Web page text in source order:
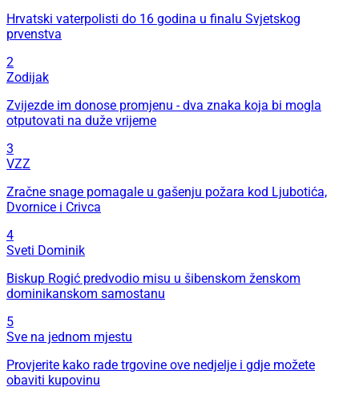
Hrvatski vaterpolisti do 16 godina u finalu Svjetskog
prvenstva
2
Zodijak
Zvijezde im donose promjenu - dva znaka koja bi mogla
otputovati na duže vrijeme
3
VZZ
Zračne snage pomagale u gašenju požara kod Ljubotića,
Dvornice i Crivca
4
Sveti Dominik
Biskup Rogić predvodio misu u šibenskom ženskom
dominikanskom samostanu
5
Sve na jednom mjestu
Provjerite kako rade trgovine ove nedjelje i gdje možete
obaviti kupovinu